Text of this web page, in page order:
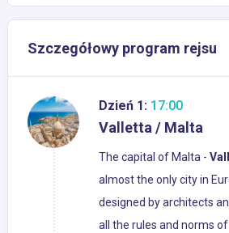
Szczegółowy program rejsu
Dzień 1: 17:00
Valletta / Malta
The capital of Malta -
almost the only city in
designed by architects
all the rules and norms